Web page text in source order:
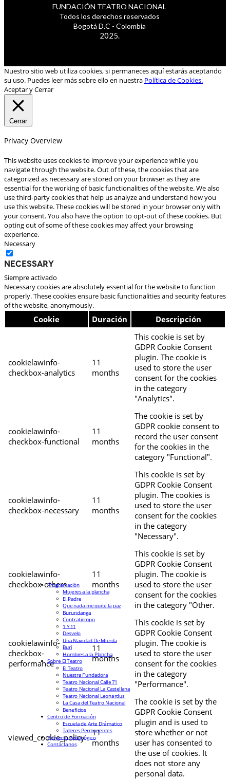
FUNDACIÓN TEATRO NACIONAL
Todos los derechos reservados
Bogotá D.C - Colombia
2025.
Nuestro sitio web utiliza cookies, si permaneces aquí estarás aceptando
su uso. Puedes leer más sobre ello en nuestra Política de Cookies.
Aceptar y Cerrar
Cerrar
Privacy Overview
This website uses cookies to improve your experience while you
navigate through the website. Out of these, the cookies that are
categorized as necessary are stored on your browser as they are
essential for the working of basic functionalities of the website. We also
use third-party cookies that help us analyze and understand how you
use this website. These cookies will be stored in your browser only with
your consent. You also have the option to opt-out of these cookies. But
opting out of some of these cookies may affect your browsing
experience.
Necessary
Necessary
Siempre activado
Necessary cookies are absolutely essential for the website to function
properly. These cookies ensure basic functionalities and security features
of the website, anonymously.
Cookie Duración Descripción
cookielawinfo-
checkbox-analytics
11
months
This cookie is set by
GDPR Cookie Consent
plugin. The cookie is
used to store the user
consent for the cookies
in the category
"Analytics".
cookielawinfo-
checkbox-functional
11
months
The cookie is set by
GDPR cookie consent to
record the user consent
for the cookies in the
category "Functional".
cookielawinfo-
checkbox-necessary
11
months
This cookie is set by
GDPR Cookie Consent
plugin. The cookies is
used to store the user
consent for the cookies
in the category
"Necessary".
cookielawinfo-
checkbox-others
11
months
This cookie is set by
GDPR Cookie Consent
plugin. The cookie is
used to store the user
consent for the cookies
in the category "Other.
cookielawinfo-
checkbox-
performance
11
months
This cookie is set by
GDPR Cookie Consent
plugin. The cookie is
used to store the user
consent for the cookies
in the category
"Performance".
viewed_cookie_policy
11
months
The cookie is set by the
GDPR Cookie Consent
plugin and is used to
store whether or not
user has consented to
the use of cookies. It
does not store any
personal data.
Programación
Mujeres a la plancha
El Padre
Que nada me quite la paz
Burundanga
Contratiempo
1 Y 11
Desvelo
Una Navidad De Mierda
Buri
Hombres a la Plancha
Sobre El Teatro
El Teatro
Nuestra Fundadora
Teatro Nacional Calle 71
Teatro Nacional La Castellana
Teatro Nacional Leonardus
La Casa del Teatro Nacional
Beneficios
Centro de Formación
Escuela de Arte Drámatico
Talleres Permanentes
Proyecto Pedagógico
Contáctanos